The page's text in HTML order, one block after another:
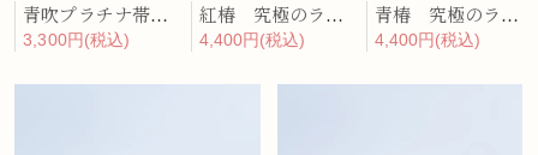
青吹プラチナ帯 究極のラーメン鉢
3,300円(税込)
紅椿 究極のラーメン鉢
4,400円(税込)
青椿 究極のラーメン鉢
4,400円(税込)